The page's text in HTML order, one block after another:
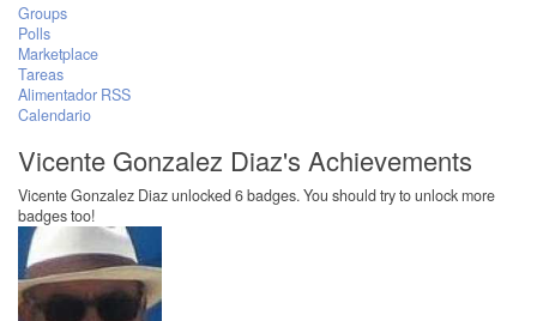
Groups
Polls
Marketplace
Tareas
Alimentador RSS
Calendario
Vicente Gonzalez Diaz's Achievements
Vicente Gonzalez Diaz unlocked 6 badges. You should try to unlock more
badges too!